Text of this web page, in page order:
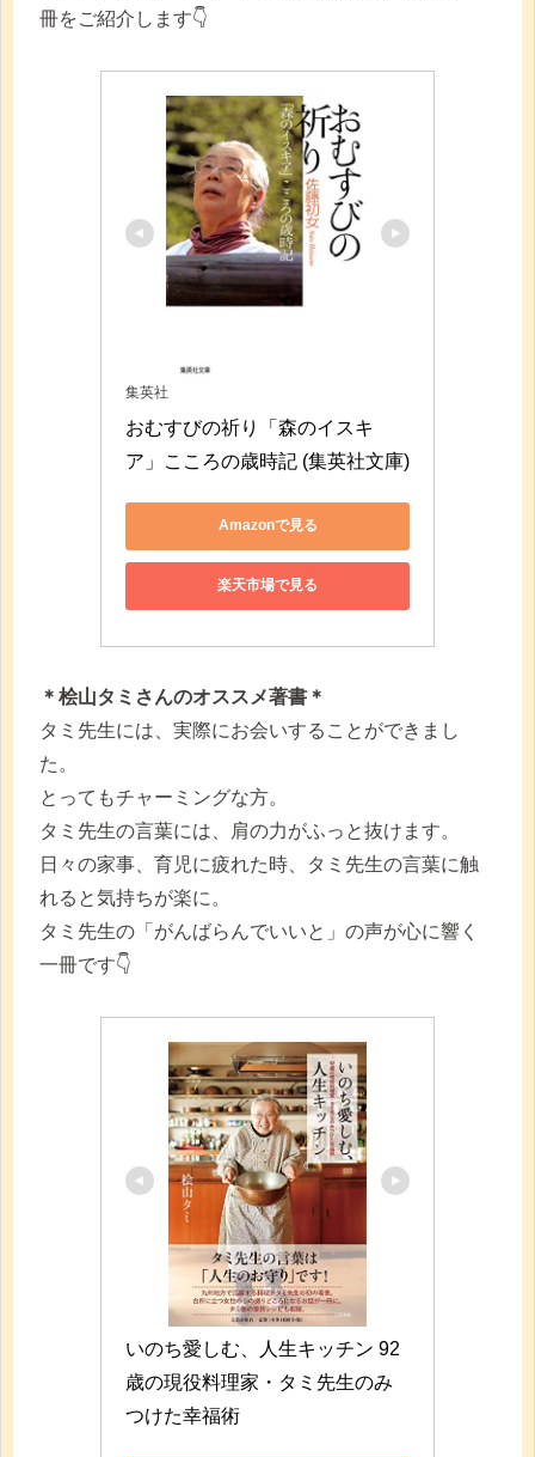
冊をご紹介します👇
集英社
おむすびの祈り「森のイスキ
ア」こころの歳時記 (集英社文庫)
Amazonで見る
楽天市場で見る
＊桧山タミさんのオススメ著書＊
タミ先生には、実際にお会いすることができまし
た。
とってもチャーミングな方。
タミ先生の言葉には、肩の力がふっと抜けます。
日々の家事、育児に疲れた時、タミ先生の言葉に触
れると気持ちが楽に。
タミ先生の「がんばらんでいいと」の声が心に響く
一冊です👇
いのち愛しむ、人生キッチン 92
歳の現役料理家・タミ先生のみ
つけた幸福術